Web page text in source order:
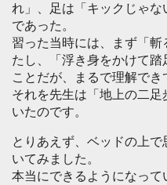
れ」、足は「キックじゃ
であった。
習った当時には、まず「
たし、「浮き身をかけて
ことだが、まるで理解でき
それを先生は「地上の二
いたのです。
とりあえず、ベッドの上
いてみました。
本当にできるようになっ